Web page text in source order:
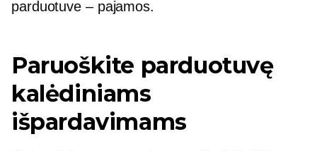
parduotuve – pajamos.
Paruoškite parduotuvę
kalėdiniams
išpardavimams